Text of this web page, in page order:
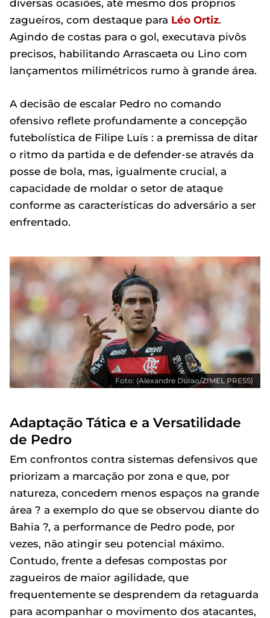
diversas ocasiões, até mesmo dos próprios
zagueiros, com destaque para Léo Ortiz.
Agindo de costas para o gol, executava pivôs
precisos, habilitando Arrascaeta ou Lino com
lançamentos milimétricos rumo à grande área.
A decisão de escalar Pedro no comando
ofensivo reflete profundamente a concepção
futebolística de Filipe Luís : a premissa de ditar
o ritmo da partida e de defender-se através da
posse de bola, mas, igualmente crucial, a
capacidade de moldar o setor de ataque
conforme as características do adversário a ser
enfrentado.
Foto: (Alexandre Durao/ZIMEL PRESS)
Adaptação Tática e a Versatilidade
de Pedro
Em confrontos contra sistemas defensivos que
priorizam a marcação por zona e que, por
natureza, concedem menos espaços na grande
área ? a exemplo do que se observou diante do
Bahia ?, a performance de Pedro pode, por
vezes, não atingir seu potencial máximo.
Contudo, frente a defesas compostas por
zagueiros de maior agilidade, que
frequentemente se desprendem da retaguarda
para acompanhar o movimento dos atacantes,